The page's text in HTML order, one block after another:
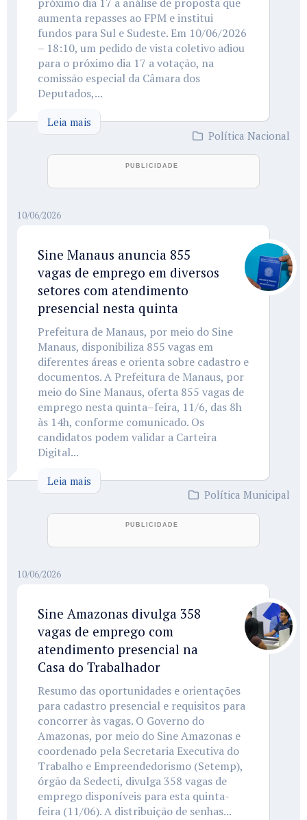
próximo dia 17 a análise de proposta que
aumenta repasses ao FPM e institui
fundos para Sul e Sudeste. Em 10/06/2026
– 18:10, um pedido de vista coletivo adiou
para o próximo dia 17 a votação, na
comissão especial da Câmara dos
Deputados,...
Leia mais
Política Nacional
10/06/2026
Sine Manaus anuncia 855
vagas de emprego em diversos
setores com atendimento
presencial nesta quinta
Prefeitura de Manaus, por meio do Sine
Manaus, disponibiliza 855 vagas em
diferentes áreas e orienta sobre cadastro e
documentos. A Prefeitura de Manaus, por
meio do Sine Manaus, oferta 855 vagas de
emprego nesta quinta–feira, 11/6, das 8h
às 14h, conforme comunicado. Os
candidatos podem validar a Carteira
Digital...
Leia mais
Política Municipal
10/06/2026
Sine Amazonas divulga 358
vagas de emprego com
atendimento presencial na
Casa do Trabalhador
Resumo das oportunidades e orientações
para cadastro presencial e requisitos para
concorrer às vagas. O Governo do
Amazonas, por meio do Sine Amazonas e
coordenado pela Secretaria Executiva do
Trabalho e Empreendedorismo (Setemp),
órgão da Sedecti, divulga 358 vagas de
emprego disponíveis para esta quinta-
feira (11/06). A distribuição de senhas...